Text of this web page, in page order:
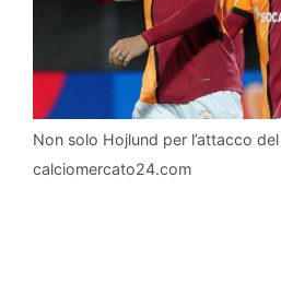
Non solo Hojlund per l’attacco
calciomercato24.com